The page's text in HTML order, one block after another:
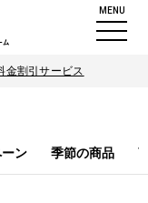
MENU
金割引サービス
ン 季節の商品